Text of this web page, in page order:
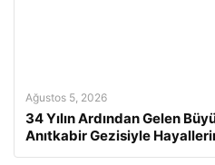
Ağustos 5, 2026
34 Yılın Ardından Gelen
Anıtkabir Gezisiyle